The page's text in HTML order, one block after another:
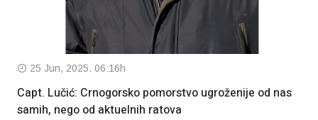
25 Jun, 2025. 06:16h
Capt. Lučić: Crnogorsko pomorstvo ugroženije od nas
samih, nego od aktuelnih ratova